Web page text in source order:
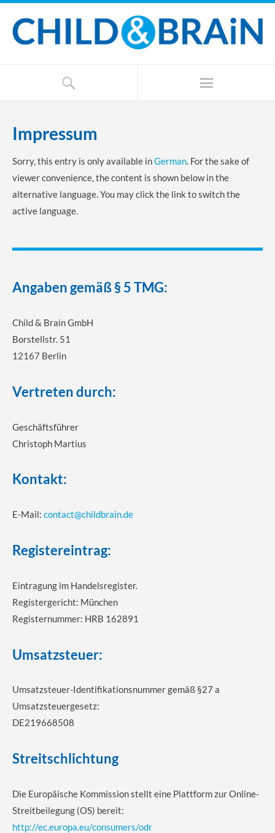
Impressum
Sorry, this entry is only available inGerman. For the sake of
viewer convenience, the content is shown below in the
alternative language. You may click the link to switch the
active language.
Angaben gemäß § 5 TMG:
Child & Brain GmbH
Borstellstr. 51
12167 Berlin
Vertreten durch:
Geschäftsführer
Christoph Martius
Kontakt:
E-Mail: contact@childbrain.de
Registereintrag:
Eintragung im Handelsregister.
Registergericht: München
Registernummer: HRB 162891
Umsatzsteuer:
Umsatzsteuer-Identifikationsnummer gemäß §27 a
Umsatzsteuergesetz:
DE219668508
Streitschlichtung
Die Europäische Kommission stellt eine Plattform zur Online-
Streitbeilegung (OS) bereit:
http://ec.europa.eu/consumers/odr